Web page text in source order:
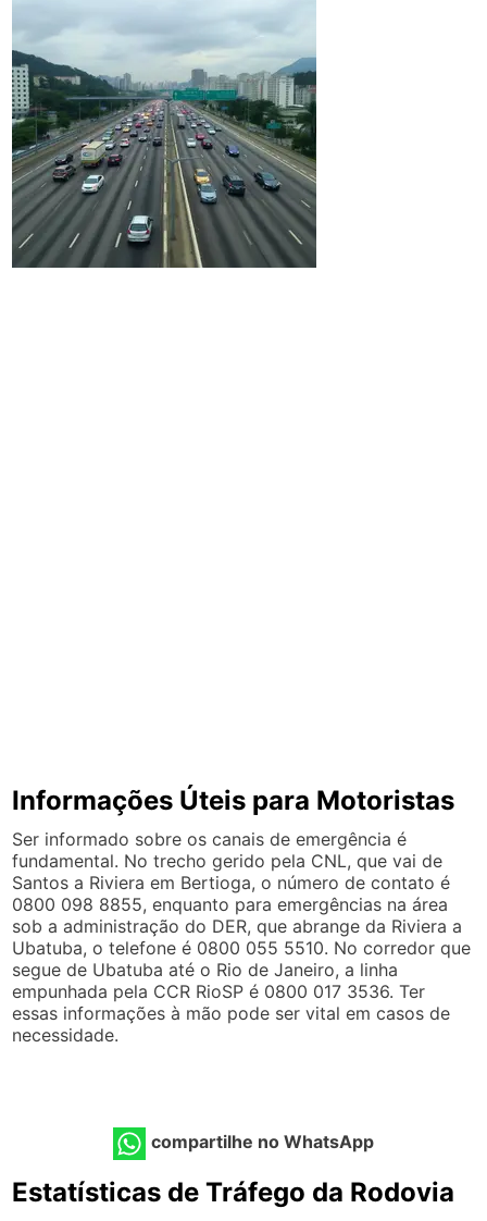
Informações Úteis para Motoristas
Ser informado sobre os canais de emergência é
fundamental. No trecho gerido pela CNL, que vai de
Santos a Riviera em Bertioga, o número de contato é
0800 098 8855, enquanto para emergências na área
sob a administração do DER, que abrange da Riviera a
Ubatuba, o telefone é 0800 055 5510. No corredor que
segue de Ubatuba até o Rio de Janeiro, a linha
empunhada pela CCR RioSP é 0800 017 3536. Ter
essas informações à mão pode ser vital em casos de
necessidade.
compartilhe no WhatsApp
Estatísticas de Tráfego da Rodovia